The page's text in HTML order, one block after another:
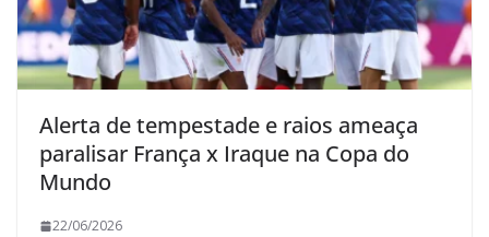
Alerta de tempestade e raios ameaça
paralisar França x Iraque na Copa do
Mundo
22/06/2026